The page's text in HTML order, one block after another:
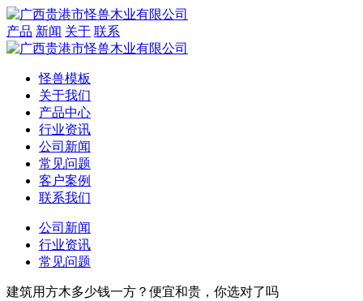
产品 新闻 关于 联系
怪兽模板
关于我们
产品中心
行业资讯
公司新闻
常见问题
客户案例
联系我们
公司新闻
行业资讯
常见问题
建筑用方木多少钱一方？便宜和贵，你选对了吗